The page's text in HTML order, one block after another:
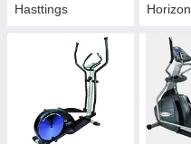
Hasttings Horizon